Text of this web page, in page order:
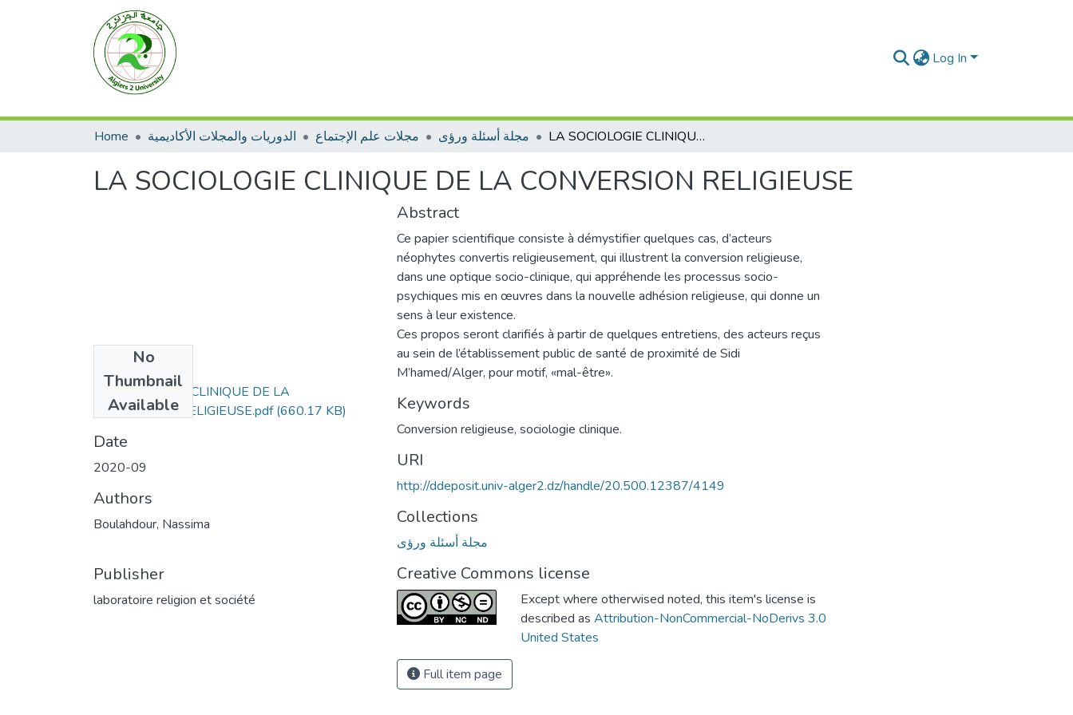
Log In
Home الدوريات والمجلات الأكاديمية مجلات علم الإجتماع مجلة أسئلة ورؤى LA SOCIOLOGIE CLINIQUE DE LA CONVERSION RELIGIEUSE
LA SOCIOLOGIE CLINIQUE DE LA CONVERSION RELIGIEUSE
No
Thumbnail
Available
LA SOCIOLOGIE CLINIQUE DE LA
CONVERSION RELIGIEUSE.pdf(660.17 KB)
Date
2020-09
Authors
Boulahdour, Nassima
Publisher
laboratoire religion et société
Abstract
Ce papier scientifique consiste à démystifier quelques cas, d’acteurs
néophytes convertis religieusement, qui illustrent la conversion religieuse,
dans une optique socio-clinique, qui appréhende les processus socio-
psychiques mis en œuvres dans la nouvelle adhésion religieuse, qui donne un
sens à leur existence.
Ces propos seront clarifiés à partir de quelques entretiens, des acteurs reçus
au sein de l’établissement public de santé de proximité de Sidi
M’hamed/Alger, pour motif, «mal-être».
Keywords
Conversion religieuse, sociologie clinique.
URI
http://ddeposit.univ-alger2.dz/handle/20.500.12387/4149
Collections
مجلة أسئلة ورؤى
Creative Commons license
Except where otherwised noted, this item's license is
described as Attribution-NonCommercial-NoDerivs 3.0
United States
Full item page